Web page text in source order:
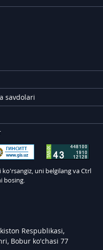
savdolari
uni belgilang va Ctrl
bosing.
Respublikasi,
Bobur ko'chasi 77